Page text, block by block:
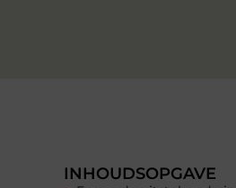
INHOUDSOPGAVE